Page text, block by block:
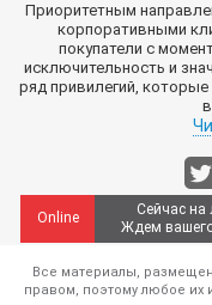
Приоритетным
корпоративными
покупатели с
исключительность и
ряд привилегий,
Online
Сейчас на
Ждем
Все материалы,
правом, поэтому любое их